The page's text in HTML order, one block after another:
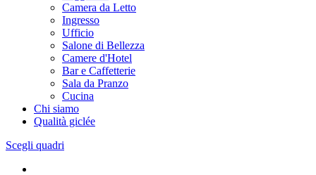
Camera da Letto
Ingresso
Ufficio
Salone di Bellezza
Camere d'Hotel
Bar e Caffetterie
Sala da Pranzo
Cucina
Chi siamo
Qualità giclée
Scegli quadri